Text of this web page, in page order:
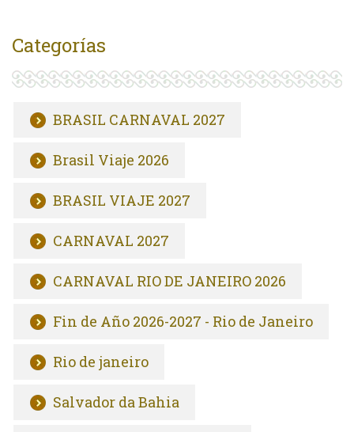
Categorías
BRASIL CARNAVAL 2027
Brasil Viaje 2026
BRASIL VIAJE 2027
CARNAVAL 2027
CARNAVAL RIO DE JANEIRO 2026
Fin de Año 2026-2027 - Rio de Janeiro
Rio de janeiro
Salvador da Bahia